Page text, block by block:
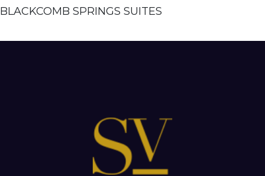
BLACKCOMB SPRINGS SUITES